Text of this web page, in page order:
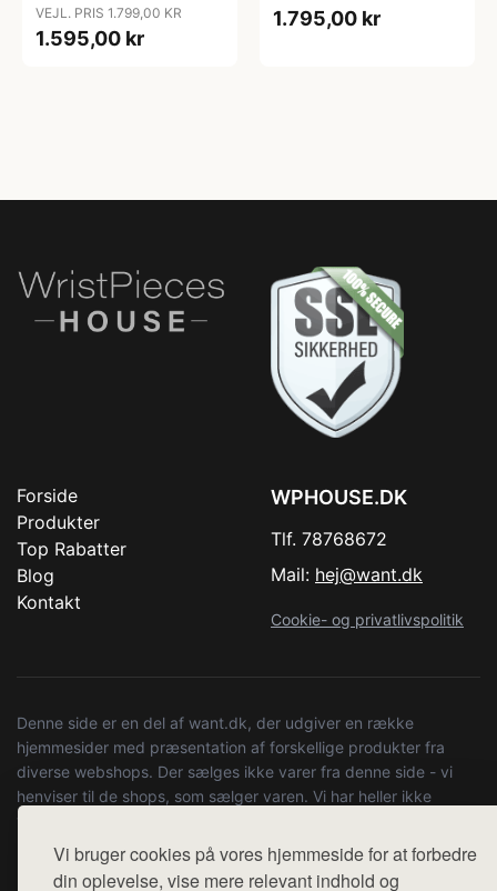
Vi bruger cookies på vores hjemmeside for at forbedre
din oplevelse, vise mere relevant indhold og
VEJL. PRIS 1.799,00 KR
1.595,00 kr
1.795,00 kr
Forside
Produkter
Top Rabatter
Blog
Kontakt
WPHOUSE.DK
Tlf. 78768672
Mail: hej@want.dk
Cookie- og privatlivspolitik
Denne side er en del af want.dk, der udgiver en række
hjemmesider med præsentation af forskellige produkter fra
diverse webshops. Der sælges ikke varer fra denne side - vi
henviser til de shops, som sælger varen. Vi har heller ikke
varerne på lager.
© 2026 wphouse.dk. Alle rettigheder forbeholdes.